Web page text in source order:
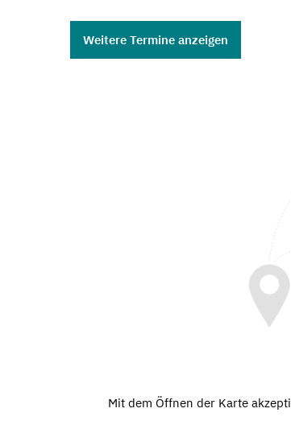
Weitere Termine anzeigen
Mit dem Öffnen der Karte